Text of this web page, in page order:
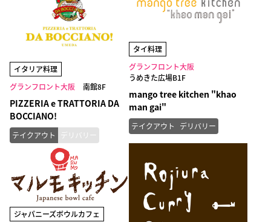
イタリア料理
グランフロント大阪
南館8F
PIZZERIA e TRATTORIA DA
BOCCIANO!
テイクアウト デリバリー
タイ料理
グランフロント大阪
うめきた広場B1F
mango tree kitchen "khao
man gai"
テイクアウト デリバリー
ジャパニーズボウルカフェ